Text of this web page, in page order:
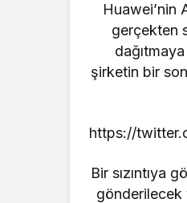
Huawei’nin
gerçekten
şirketin bir
https://
Bir sızıntıya
gönderilecek